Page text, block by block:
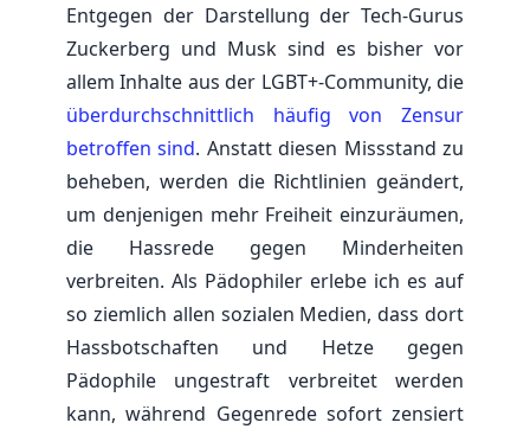
Entgegen der Darstellung der Tech-Gurus
Zuckerberg und Musk sind es bisher vor
allem Inhalte aus der LGBT+-Community, die
überdurchschnittlich häufig von Zensur
betroffen sind. Anstatt diesen Missstand zu
beheben, werden die Richtlinien geändert,
um denjenigen mehr Freiheit einzuräumen,
die Hassrede gegen Minderheiten
verbreiten. Als Pädophiler erlebe ich es auf
so ziemlich allen sozialen Medien, dass dort
Hassbotschaften und Hetze gegen
Pädophile ungestraft verbreitet werden
kann, während Gegenrede sofort zensiert